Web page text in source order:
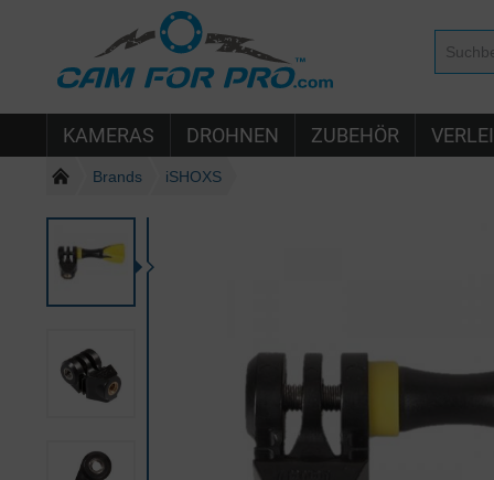
KAMERAS DROHNEN ZUBEHÖR
Brands iSHOXS